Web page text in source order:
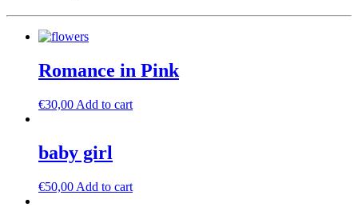
Romance in Pink
€30,00 Add to cart
baby girl
€50,00 Add to cart